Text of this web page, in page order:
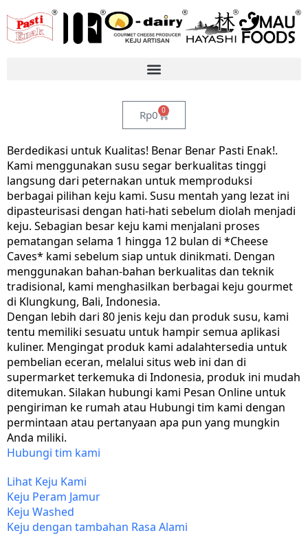
Rp0 0
Berdedikasi untuk Kualitas! Benar Benar Pasti Enak!.
Kami menggunakan susu segar berkualitas tinggi
langsung dari peternakan untuk memproduksi
berbagai pilihan keju kami. Susu mentah yang lezat ini
dipasteurisasi dengan hati-hati sebelum diolah menjadi
keju. Sebagian besar keju kami menjalani proses
pematangan selama 1 hingga 12 bulan di *Cheese
Caves* kami sebelum siap untuk dinikmati. Dengan
menggunakan bahan-bahan berkualitas dan teknik
tradisional, kami menghasilkan berbagai keju gourmet
di Klungkung, Bali, Indonesia.
Dengan lebih dari 80 jenis keju dan produk susu, kami
tentu memiliki sesuatu untuk hampir semua aplikasi
kuliner. Mengingat produk kami adalahtersedia untuk
pembelian eceran, melalui situs web ini dan di
supermarket terkemuka di Indonesia, produk ini mudah
ditemukan. Silakan hubungi kami Pesan Online untuk
pengiriman ke rumah atau Hubungi tim kami dengan
permintaan atau pertanyaan apa pun yang mungkin
Anda miliki.
Hubungi tim kami
Lihat Keju Kami
Keju Peram Jamur
Keju Washed
Keju dengan tambahan Rasa Alami